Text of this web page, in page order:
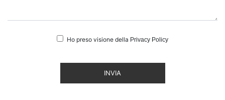
Ho preso visione della Privacy Policy
INVIA